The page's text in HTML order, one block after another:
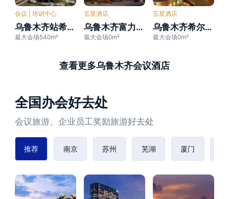
会议 | 培训中心
乌鲁木齐站希尔顿花园酒店
最大会场540m²
五星酒店
乌鲁木齐富力万达文华酒店
最大会场0m²
五星酒店
乌鲁木齐希尔顿酒店
最大会场0m²
查看更多乌鲁木齐会议酒店
全国办会好去处
会议旅游、企业员工奖励旅游好去处
推荐 南京 苏州 芜湖 厦门